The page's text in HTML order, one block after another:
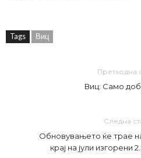
Tags Виц
Претходна
Виц: Само
Следна
Обновувањето ќе трае
крај на јули изгорени